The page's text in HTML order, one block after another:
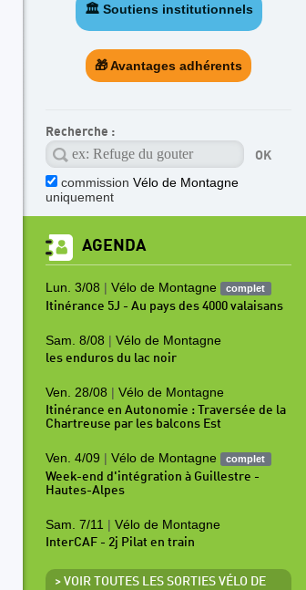
🏛️ Soutiens institutionnels
🎁 Avantages adhérents
Recherche :
commission Vélo de Montagne
uniquement
AGENDA
Lun. 3/08 | Vélo de Montagne complet
Itinérance 5J - Au pays des 4000 valaisans
Sam. 8/08 | Vélo de Montagne
les enduros du lac noir
Ven. 28/08 | Vélo de Montagne
Itinérance en Autonomie : Traversée de la
Chartreuse par les balcons Est
Ven. 4/09 | Vélo de Montagne complet
Week-end d'intégration à Guillestre -
Hautes-Alpes
Sam. 7/11 | Vélo de Montagne
InterCAF - 2j Pilat en train
> VOIR TOUTES LES SORTIES VÉLO DE